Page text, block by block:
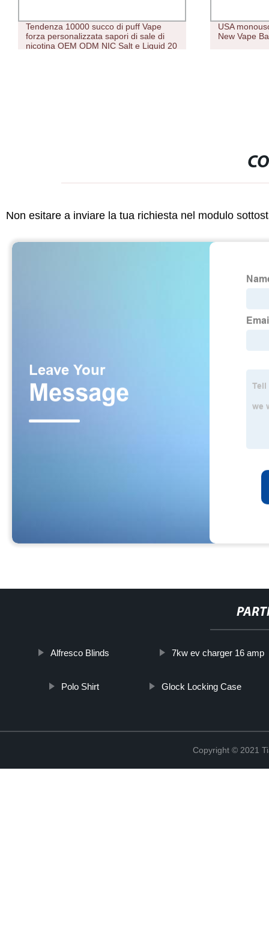
Tendenza 10000 succo di puff Vape
forza personalizzata sapori di sale di
nicotina OEM ODM NIC Salt e Liquid 20
USA
New Vape
Non esitare a inviare la tua richiesta nel modulo
Alfresco Blinds 7kw ev charger 16 amp
Polo Shirt Glock Locking Case
Copyright © 2021